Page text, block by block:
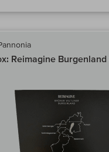
Reimagine